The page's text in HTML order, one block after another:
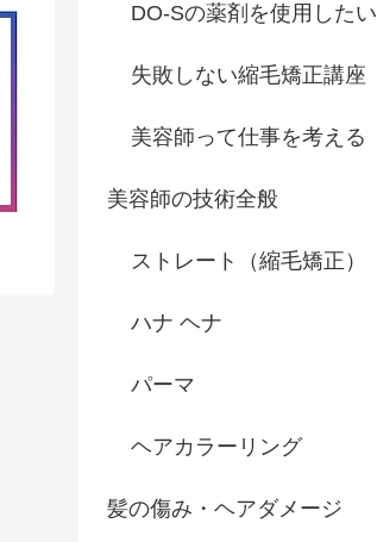
DO-Sの薬剤を使用したい
失敗しない縮毛矯正講座
美容師って仕事を考える
美容師の技術全般
ストレート（縮毛矯正）
ハナ ヘナ
パーマ
ヘアカラーリング
髪の傷み・ヘアダメージ